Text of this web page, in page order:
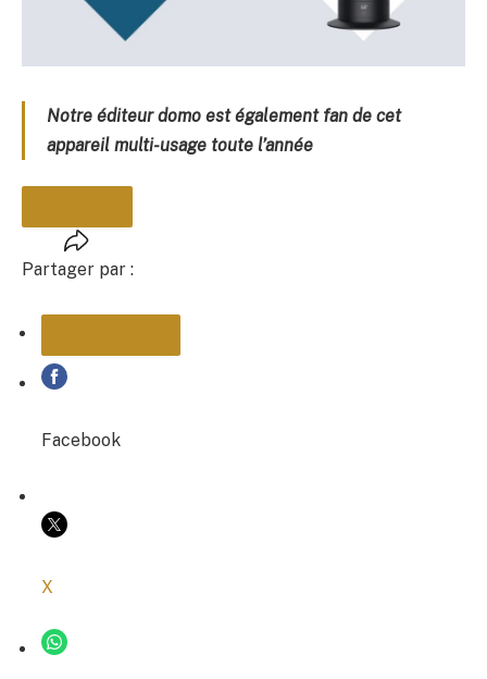
Notre éditeur domo est également fan de cet
appareil multi-usage toute l’année
Partager par :
COPIER LE LIEN
Facebook
X